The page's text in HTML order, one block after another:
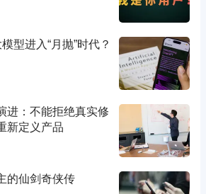
型进入“月抛”时代？
进：不能拒绝真实修
新定义产品
的仙剑奇侠传